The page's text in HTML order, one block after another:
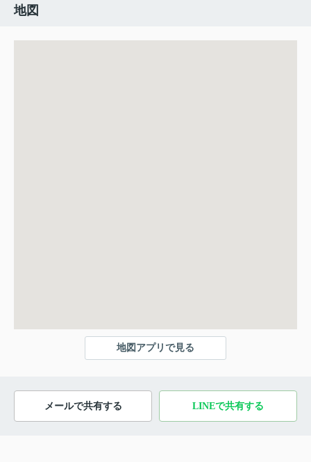
地図
地図アプリで見る
メールで共有する LINEで共有する